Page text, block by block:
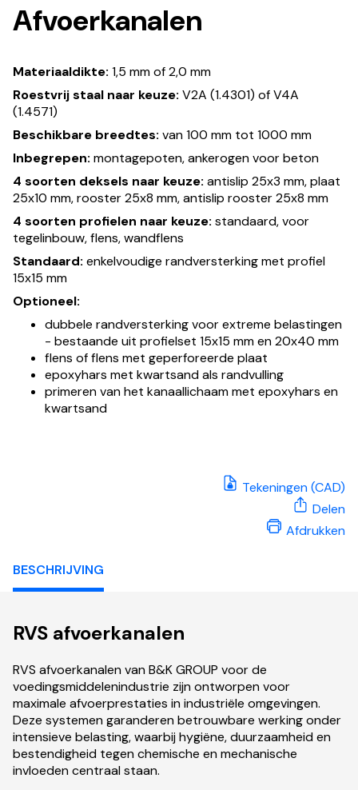
Afvoerkanalen
Materiaaldikte: 1,5 mm of 2,0 mm
Roestvrij staal naar keuze: V2A (1.4301) of V4A
(1.4571)
Beschikbare breedtes: van 100 mm tot 1000 mm
Inbegrepen: montagepoten, ankerogen voor beton
4 soorten deksels naar keuze: antislip 25x3 mm, plaat
25x10 mm, rooster 25x8 mm, antislip rooster 25x8 mm
4 soorten profielen naar keuze: standaard, voor
tegelinbouw, flens, wandflens
Standaard: enkelvoudige randversterking met profiel
15x15 mm
Optioneel:
dubbele randversterking voor extreme belastingen
- bestaande uit profielset 15x15 mm en 20x40 mm
flens of flens met geperforeerde plaat
epoxyhars met kwartsand als randvulling
primeren van het kanaallichaam met epoxyhars en
kwartsand
Tekeningen (CAD)
Delen
Afdrukken
BESCHRIJVING
RVS afvoerkanalen
RVS afvoerkanalen van B&K GROUP voor de
voedingsmiddelenindustrie zijn ontworpen voor
maximale afvoerprestaties in industriële omgevingen.
Deze systemen garanderen betrouwbare werking onder
intensieve belasting, waarbij hygiëne, duurzaamheid en
bestendigheid tegen chemische en mechanische
invloeden centraal staan.